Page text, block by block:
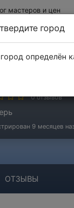
мастеров и цен
0 отзывов
9 месяцев
ОТЗЫВЫ
город
определён